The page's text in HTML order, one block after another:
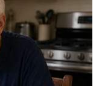
അണുബാധകള്‍